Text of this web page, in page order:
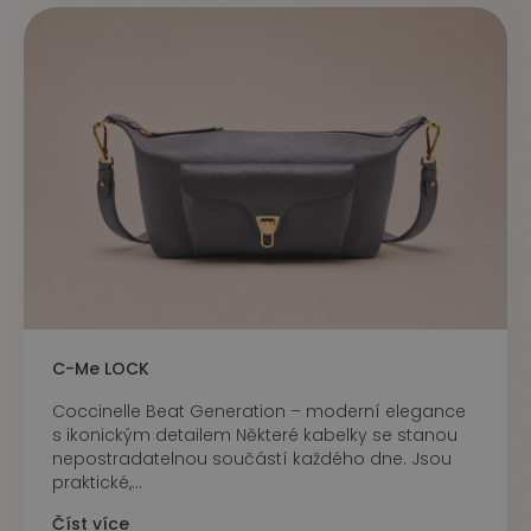
C-Me LOCK
Coccinelle Beat Generation – moderní elegance
s ikonickým detailem Některé kabelky se stanou
nepostradatelnou součástí každého dne. Jsou
praktické,...
Číst více